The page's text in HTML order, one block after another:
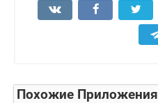
Похожие Приложения